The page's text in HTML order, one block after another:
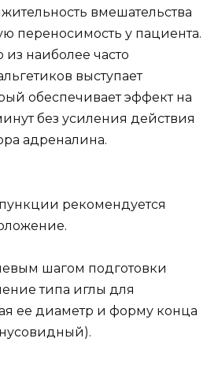
вмешательства
переносимость у пациента.
из наиболее часто
выступает
обеспечивает эффект на
без усиления действия
адреналина.
рекомендуется
шагом подготовки
типа иглы для
ее диаметр и форму конца